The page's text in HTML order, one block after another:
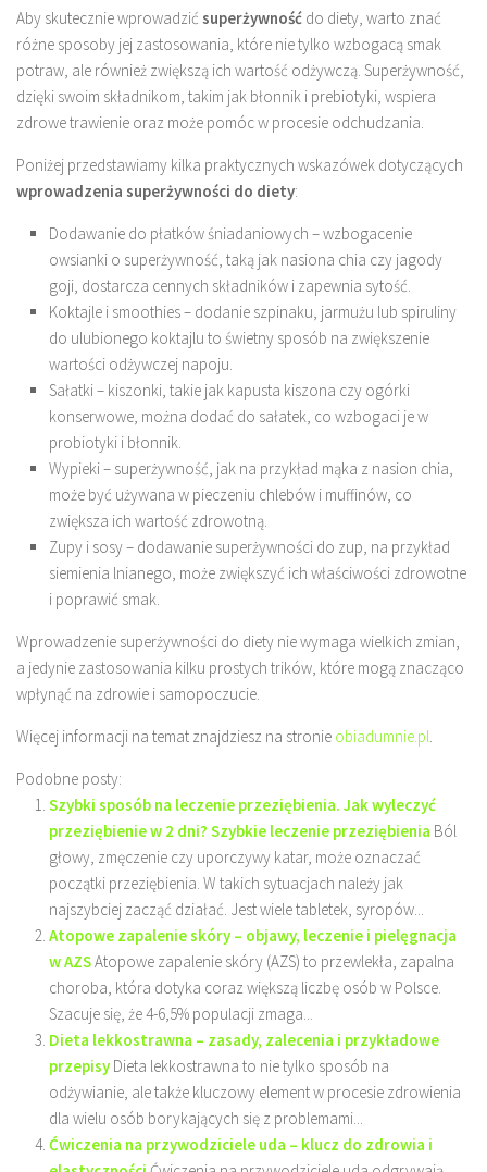
Aby skutecznie wprowadzić superżywność do diety, warto znać
różne sposoby jej zastosowania, które nie tylko wzbogacą smak
potraw, ale również zwiększą ich wartość odżywczą. Superżywność,
dzięki swoim składnikom, takim jak błonnik i prebiotyki, wspiera
zdrowe trawienie oraz może pomóc w procesie odchudzania.
Poniżej przedstawiamy kilka praktycznych wskazówek dotyczących
wprowadzenia superżywności do diety:
Dodawanie do płatków śniadaniowych – wzbogacenie
owsianki o superżywność, taką jak nasiona chia czy jagody
goji, dostarcza cennych składników i zapewnia sytość.
Koktajle i smoothies – dodanie szpinaku, jarmużu lub spiruliny
do ulubionego koktajlu to świetny sposób na zwiększenie
wartości odżywczej napoju.
Sałatki – kiszonki, takie jak kapusta kiszona czy ogórki
konserwowe, można dodać do sałatek, co wzbogaci je w
probiotyki i błonnik.
Wypieki – superżywność, jak na przykład mąka z nasion chia,
może być używana w pieczeniu chlebów i muffinów, co
zwiększa ich wartość zdrowotną.
Zupy i sosy – dodawanie superżywności do zup, na przykład
siemienia lnianego, może zwiększyć ich właściwości zdrowotne
i poprawić smak.
Wprowadzenie superżywności do diety nie wymaga wielkich zmian,
a jedynie zastosowania kilku prostych trików, które mogą znacząco
wpłynąć na zdrowie i samopoczucie.
Więcej informacji na temat znajdziesz na stronie obiadumnie.pl.
Podobne posty:
Szybki sposób na leczenie przeziębienia. Jak wyleczyć
przeziębienie w 2 dni? Szybkie leczenie przeziębienia Ból
głowy, zmęczenie czy uporczywy katar, może oznaczać
początki przeziębienia. W takich sytuacjach należy jak
najszybciej zacząć działać. Jest wiele tabletek, syropów...
Atopowe zapalenie skóry – objawy, leczenie i pielęgnacja
w AZSAtopowe zapalenie skóry (AZS) to przewlekła, zapalna
choroba, która dotyka coraz większą liczbę osób w Polsce.
Szacuje się, że 4-6,5% populacji zmaga...
Dieta lekkostrawna – zasady, zalecenia i przykładowe
przepisy Dieta lekkostrawna to nie tylko sposób na
odżywianie, ale także kluczowy element w procesie zdrowienia
dla wielu osób borykających się z problemami...
Ćwiczenia na przywodziciele uda – klucz do zdrowia i